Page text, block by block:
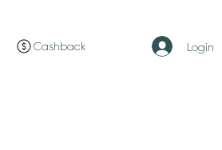
Cashback Login